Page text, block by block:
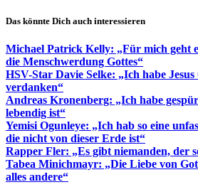
Das könnte Dich auch interessieren
Michael Patrick Kelly: „Für mich geht
die Menschwerdung Gottes“
HSV-Star Davie Selke: „Ich habe
verdanken“
Andreas Kronenberg: „Ich habe
lebendig ist“
Yemisi Ogunleye: „Ich hab so eine
die nicht von dieser Erde ist“
Rapper Fler: „Es gibt niemanden, der
Tabea Minichmayr: „Die Liebe von
alles andere“